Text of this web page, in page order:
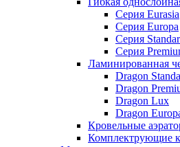
Серия Eurasia
Серия Europa
Серия
Серия
Ламинированная
Dragon
Dragon
Dragon Lux
Dragon
Кровельные
Комплектрующие